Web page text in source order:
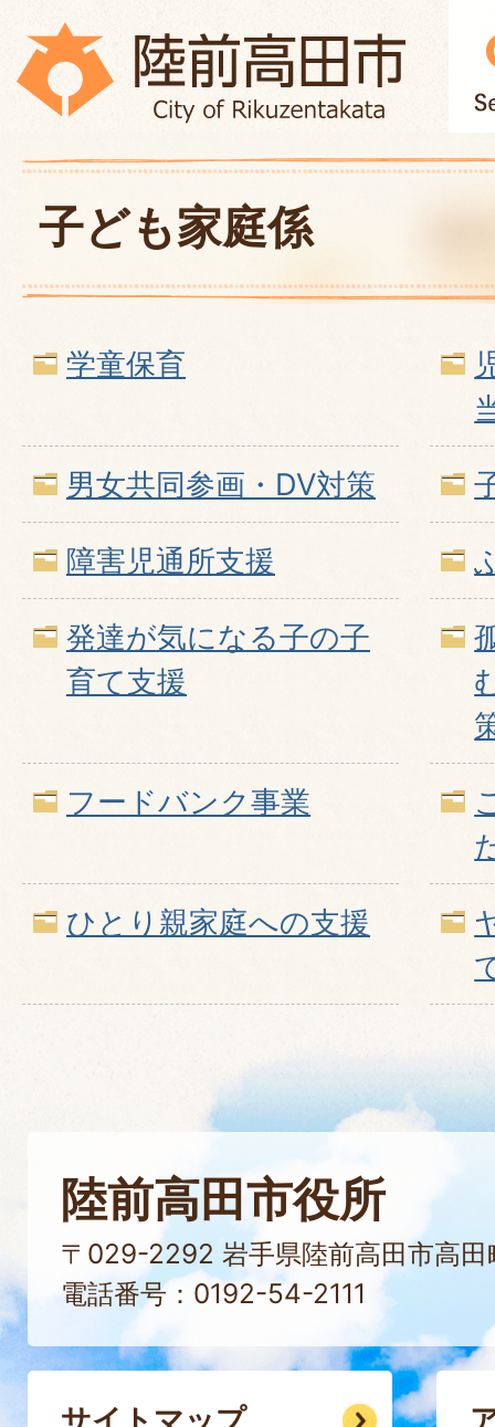
子ども家庭係
学童保育
男女共同参画・DV対策
障害児通所支援
発達が気になる子の子
育て支援
フードバンク事業
ひとり親家庭への支援
陸前高田市役所
〒029-2292 岩手県陸前高田市高田
電話番号：0192-54-2111